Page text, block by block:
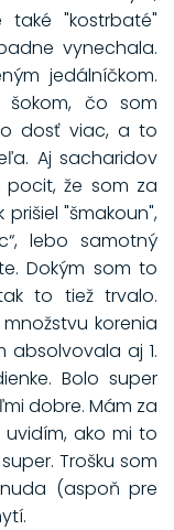
"kostrbaté"
vynechala.
jedálníčkom.
čo som
o dosť viac, a to
Aj sacharidov
že som za
"šmakoun",
lebo samotný
Dokým som to
to tiež trvalo.
korenia
absolvovala aj 1.
Bolo super
dobre. Mám za
uvidím, ako mi to
Trošku som
(aspoň pre